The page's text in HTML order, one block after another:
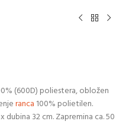
(600D) poliestera, obložen
ranca 100% polietilen.
dubina 32 cm. Zapremina ca. 50